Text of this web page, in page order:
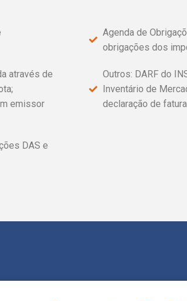
através de
emissor
DAS e
Agenda de
obrigações dos
Outros: DARF do
Inventário de
declaração de